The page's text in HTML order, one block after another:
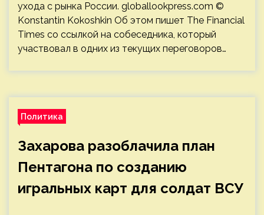
ухода с рынка России. globallookpress.com ©
Konstantin Kokoshkin Об этом пишет The Financial
Times со ссылкой на собеседника, который
участвовал в одних из текущих переговоров…
Политика
Захарова разоблачила план
Пентагона по созданию
игральных карт для солдат ВСУ